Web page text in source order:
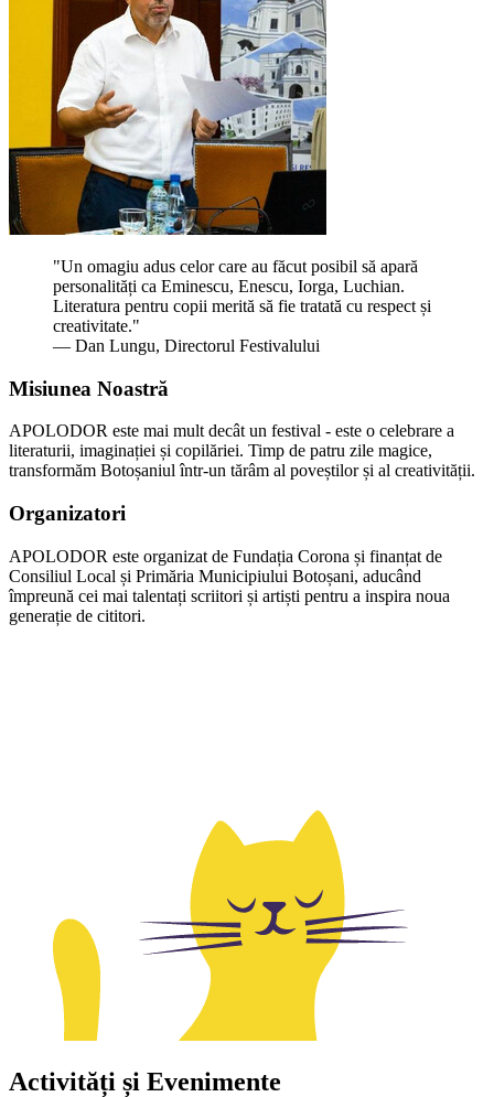
"Un omagiu adus celor care au făcut posibil să apară
personalități ca Eminescu, Enescu, Iorga, Luchian.
Literatura pentru copii merită să fie tratată cu respect și
creativitate."
— Dan Lungu, Directorul Festivalului
Misiunea Noastră
APOLODOR este mai mult decât un festival - este o celebrare a
literaturii, imaginației și copilăriei. Timp de patru zile magice,
transformăm Botoșaniul într-un tărâm al poveștilor și al creativității.
Organizatori
APOLODOR este organizat de Fundația Corona și finanțat de
Consiliul Local și Primăria Municipiului Botoșani, aducând
împreună cei mai talentați scriitori și artiști pentru a inspira noua
generație de cititori.
Activități și Evenimente